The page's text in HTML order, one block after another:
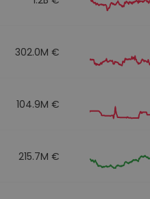
302.0M €
104.9M €
215.7M €